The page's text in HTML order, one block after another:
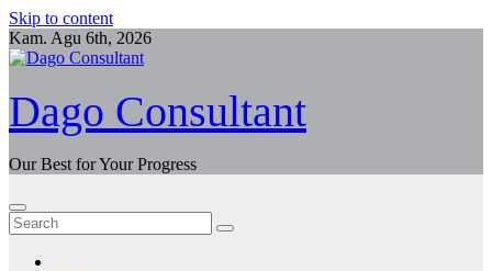
Skip to content
Kam. Agu 6th, 2026
Dago Consultant
Our Best for Your Progress